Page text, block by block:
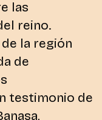
las
reino.
la región
de
testimonio de